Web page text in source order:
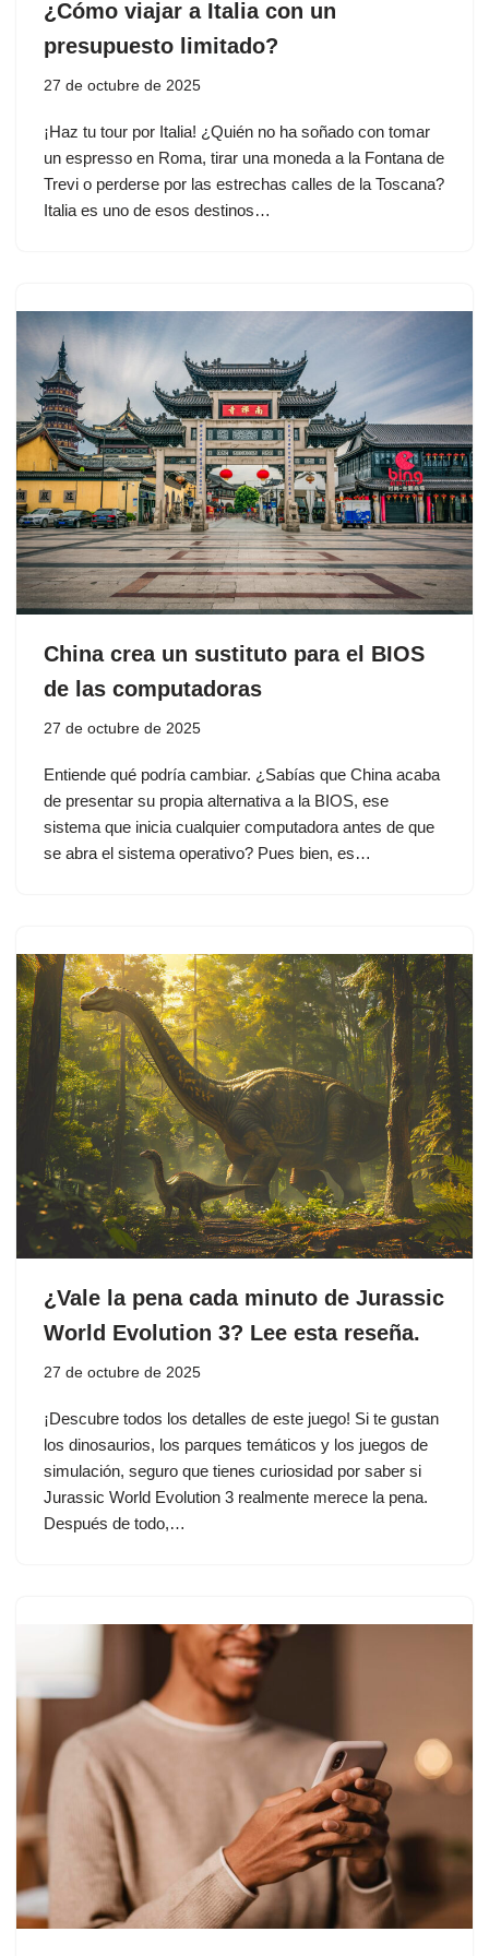
¿Cómo viajar a Italia con un
presupuesto limitado?
27 de octubre de 2025
¡Haz tu tour por Italia! ¿Quién no ha soñado con tomar
un espresso en Roma, tirar una moneda a la Fontana de
Trevi o perderse por las estrechas calles de la Toscana?
Italia es uno de esos destinos…
China crea un sustituto para el BIOS
de las computadoras
27 de octubre de 2025
Entiende qué podría cambiar. ¿Sabías que China acaba
de presentar su propia alternativa a la BIOS, ese
sistema que inicia cualquier computadora antes de que
se abra el sistema operativo? Pues bien, es…
¿Vale la pena cada minuto de Jurassic
World Evolution 3? Lee esta reseña.
27 de octubre de 2025
¡Descubre todos los detalles de este juego! Si te gustan
los dinosaurios, los parques temáticos y los juegos de
simulación, seguro que tienes curiosidad por saber si
Jurassic World Evolution 3 realmente merece la pena.
Después de todo,…